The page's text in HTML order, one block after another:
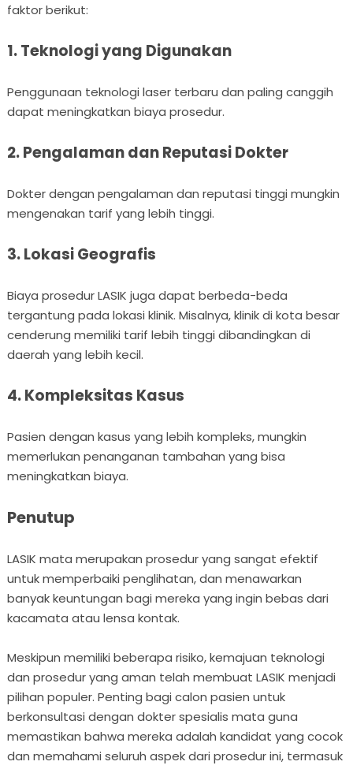
faktor berikut:
1. Teknologi yang Digunakan
Penggunaan teknologi laser terbaru dan paling canggih
dapat meningkatkan biaya prosedur.
2. Pengalaman dan Reputasi Dokter
Dokter dengan pengalaman dan reputasi tinggi mungkin
mengenakan tarif yang lebih tinggi.
3. Lokasi Geografis
Biaya prosedur LASIK juga dapat berbeda-beda
tergantung pada lokasi klinik. Misalnya, klinik di kota besar
cenderung memiliki tarif lebih tinggi dibandingkan di
daerah yang lebih kecil.
4. Kompleksitas Kasus
Pasien dengan kasus yang lebih kompleks, mungkin
memerlukan penanganan tambahan yang bisa
meningkatkan biaya.
Penutup
LASIK mata merupakan prosedur yang sangat efektif
untuk memperbaiki penglihatan, dan menawarkan
banyak keuntungan bagi mereka yang ingin bebas dari
kacamata atau lensa kontak.
Meskipun memiliki beberapa risiko, kemajuan teknologi
dan prosedur yang aman telah membuat LASIK menjadi
pilihan populer. Penting bagi calon pasien untuk
berkonsultasi dengan dokter spesialis mata guna
memastikan bahwa mereka adalah kandidat yang cocok
dan memahami seluruh aspek dari prosedur ini, termasuk